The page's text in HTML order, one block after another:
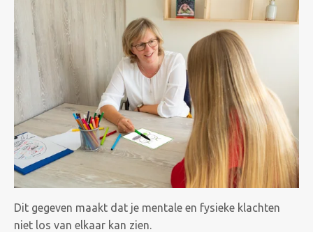
Dit gegeven maakt dat je mentale en fysieke klachten
niet los van elkaar kan zien.